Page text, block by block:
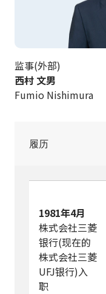
监事(外部)
西村 文男
Fumio Nishimura
履历
1981年4月
株式会社三菱
银行(现在的
株式会社三菱
UFJ银行)入
职